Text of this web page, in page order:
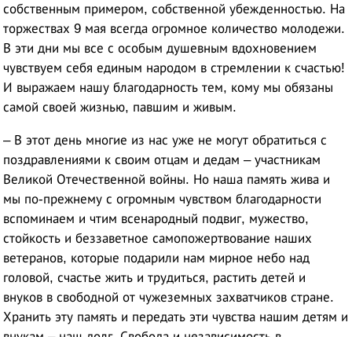
собственным примером, собственной убежденностью. На
торжествах 9 мая всегда огромное количество молодежи.
В эти дни мы все с особым душевным вдохновением
чувствуем себя единым народом в стремлении к счастью!
И выражаем нашу благодарность тем, кому мы обязаны
самой своей жизнью, павшим и живым.
– В этот день многие из нас уже не могут обратиться с
поздравлениями к своим отцам и дедам – участникам
Великой Отечественной войны. Но наша память жива и
мы по-прежнему с огромным чувством благодарности
вспоминаем и чтим всенародный подвиг, мужество,
стойкость и беззаветное самопожертвование наших
ветеранов, которые подарили нам мирное небо над
головой, счастье жить и трудиться, растить детей и
внуков в свободной от чужеземных захватчиков стране.
Хранить эту память и передать эти чувства нашим детям и